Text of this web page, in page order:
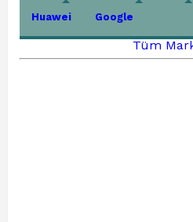
Huawei Google
Tüm